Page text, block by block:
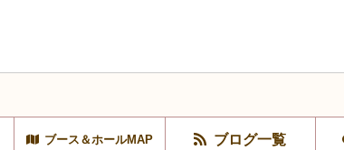
ブース＆ホールMAP ブログ一覧